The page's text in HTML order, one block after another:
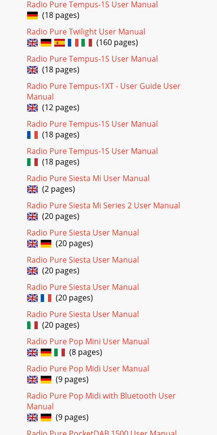
(DAB/DAB+/DMB), FM et Internet (via liaison Wi-Fi)Sans ﬁl :
Normes 802.11b et 802.11g prises en charge av
Page 19 - Lecture vidéo
26Informations sur la garantieImagination Technologies Ltd.
exempt de défauts de matière et d
Page 20 - PURE sounds
27FR
Page 21 - Site web du Lounge
28Sicherheitsanweisungen1. Lesen Sie diese Anweisungen.
Die Sicherheits- und Bedienungsanweisungen sind zu lesen,
bevor das Gerät in Betrieb genommen
Page 22 - Écoute de la radio numérique
29DEDiese Kurzanleitung erläutert die wesentlichen
Bedienelemente und Funktionen Ihres
Contour.Weiterführende Funktionen sind in der
Page 23 - FlowSongs
3ENThis Quickstart will familiarizeyou with the basic controls
and functions of your Contour.For in-depth functions,
please refer to the Owner’s Manua
Page 24
RückseiteAnleitung zu den Bedienelementen und
AnschlüssenAlle Bedienelemente des Contour sind
Page 25 - Caractéristiques techniques
31DEFernbedienungMedia Player/iPod only Titel-
Wiedergabereihenfolge mischen. Wiederholen – Umschalten
zwischen "Alle wiederholen" und
Page 26 - Marques déposées
PlayeriPodiPod/iPhoneAUX InSymboleBuzz FMOKLive from
The Hive! Source SymboleErste Schritte1. Ziehen
Page 27
Radio Pure Tempus-1S User Manual
(18 pages)
Radio Pure Twilight User Manual
(160 pages)
Radio Pure Tempus-1S User Manual
(18 pages)
Radio Pure Tempus-1XT - User Guide User
Manual
(12 pages)
Radio Pure Tempus-1S User Manual
(18 pages)
Radio Pure Tempus-1S User Manual
(18 pages)
Radio Pure Siesta Mi User Manual
(2 pages)
Radio Pure Siesta Mi Series 2 User Manual
(20 pages)
Radio Pure Siesta User Manual
(20 pages)
Radio Pure Siesta User Manual
(20 pages)
Radio Pure Siesta User Manual
(20 pages)
Radio Pure Siesta User Manual
(20 pages)
Radio Pure Pop Mini User Manual
(8 pages)
Radio Pure Pop Midi User Manual
(9 pages)
Radio Pure Pop Midi with Bluetooth User
Manual
(9 pages)